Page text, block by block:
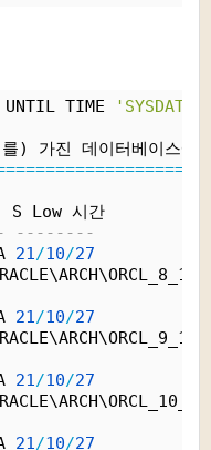
TIME
) 가진 데이터베이스에
==================
S Low 시간
--------
21/10/27
21/10/27
21/10/27
21/10/27